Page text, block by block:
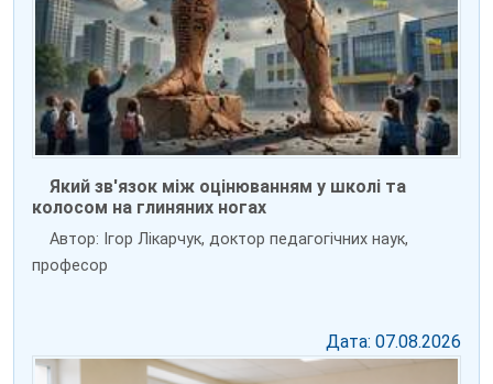
Який зв'язок між оцінюванням у школі та
колосом на глиняних ногах
Автор: Ігор Лікарчук, доктор педагогічних наук,
професор
Дата: 07.08.2026